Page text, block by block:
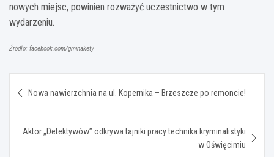
nowych miejsc, powinien rozważyć uczestnictwo w tym
wydarzeniu.
Źródło: facebook.com/gminakety
wpisu
Nowa nawierzchnia na ul. Kopernika – Brzeszcze po remoncie!
Aktor „Detektywów” odkrywa tajniki pracy technika kryminalistyki
w Oświęcimiu